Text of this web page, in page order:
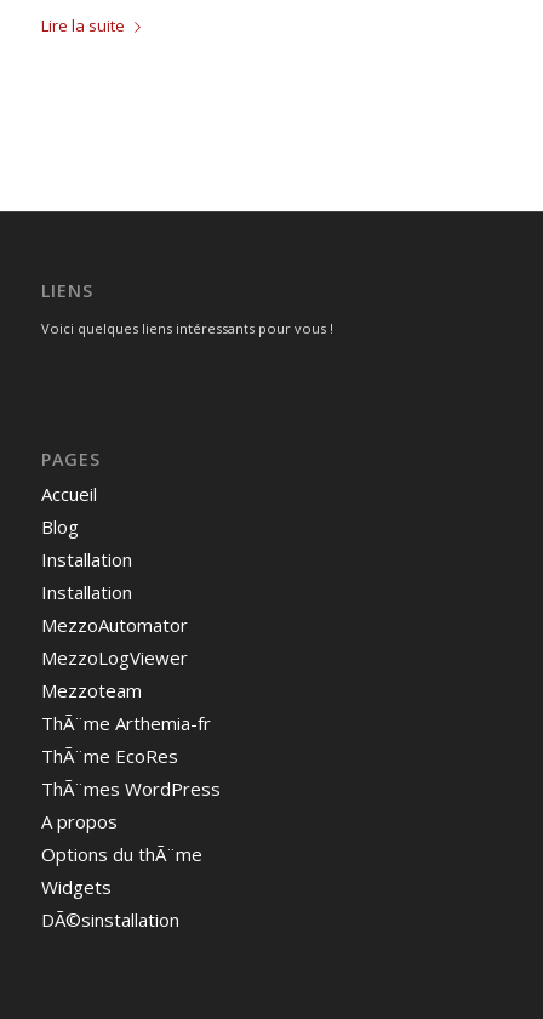
Lire la suite
LIENS
Voici quelques liens intéressants pour vous !
PAGES
Accueil
Blog
Installation
Installation
MezzoAutomator
MezzoLogViewer
Mezzoteam
ThÃ¨me Arthemia-fr
ThÃ¨me EcoRes
ThÃ¨mes WordPress
A propos
Options du thÃ¨me
Widgets
DÃ©sinstallation